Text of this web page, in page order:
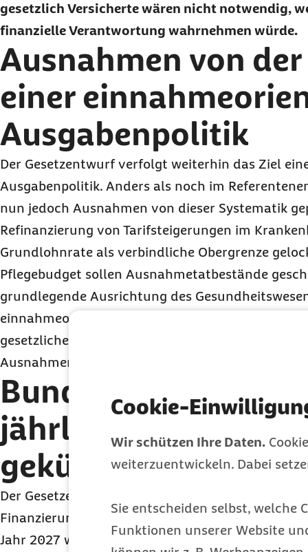
Cookie-
Wir schützen Ihre Daten.
weiterzuentwickeln. Dabei
Sie entscheiden selbst, welche
Funktionen unserer Website
gesetzlich Versicherte wären nicht notwendig,
finanzielle Verantwortung wahrnehmen würde.
Ausnahmen von
einer
Ausgabenpolitik
Der Gesetzentwurf verfolgt weiterhin das Ziel
Ausgabenpolitik. Anders als noch im
nun jedoch Ausnahmen von dieser Systematik
Refinanzierung von Tarifsteigerungen im
Grundlohnrate als verbindliche Obergrenze
Pflegebudget sollen Ausnahmetatbestände
grundlegende Ausrichtung des
einnahmeorientierten Ausgabenpolitik ist jedoch
gesetzliche Krankenversicherung als System
Ausnahmen dürfen dieses Vorhaben nicht
Bundeszuschuss
jährlich zwei
gekürzt
Der Gesetzentwurf sieht vor, dass der Bund sich
Finanzierung der Grundsicherungsempfänger
Jahr 2027 werden dafür zunächst 250 Millionen